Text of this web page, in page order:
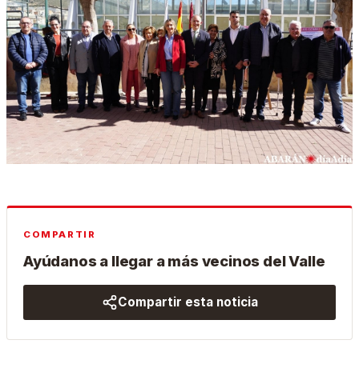
COMPARTIR
Ayúdanos a llegar a más vecinos del Valle
Compartir esta noticia